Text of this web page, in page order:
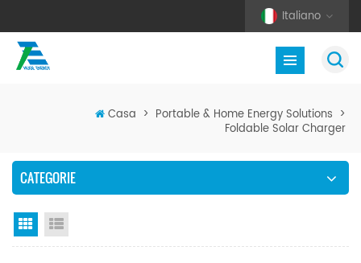
Italiano
Casa > Portable & Home Energy Solutions >
Foldable Solar Charger
CATEGORIE
Vista a griglia